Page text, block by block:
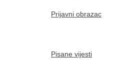
Prijavni obrazac
Pisane vijesti